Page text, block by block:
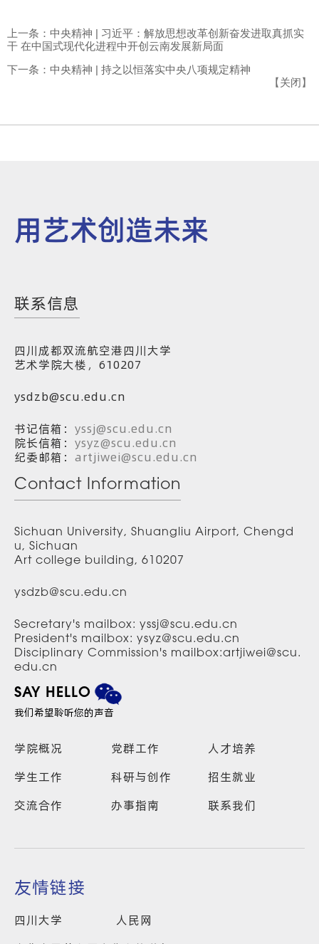
上一条：中央精神 | 习近平：解放思想改革创新奋发进取真抓实
干 在中国式现代化进程中开创云南发展新局面
下一条：中央精神 | 持之以恒落实中央八项规定精神
【关闭】
用艺术创造未来
联系信息
四川成都双流航空港四川大学
艺术学院大楼，610207
ysdzb@scu.edu.cn
书记信箱： yssj@scu.edu.cn
院长信箱： ysyz@scu.edu.cn
纪委邮箱： artjiwei@scu.edu.cn
Contact Information
Sichuan University, Shuangliu Airport, Chengd
u, Sichuan
Art college building, 610207
ysdzb@scu.edu.cn
Secretary's mailbox: yssj@scu.edu.cn
President's mailbox: ysyz@scu.edu.cn
Disciplinary Commission's mailbox:artjiwei@scu.
edu.cn
SAY HELLO
我们希望聆听您的声音
学院概况 党群工作
人才培养
学生工作
科研与创作
招生就业
交流合作
办事指南 联系我们
友情链接
四川大学
人民网